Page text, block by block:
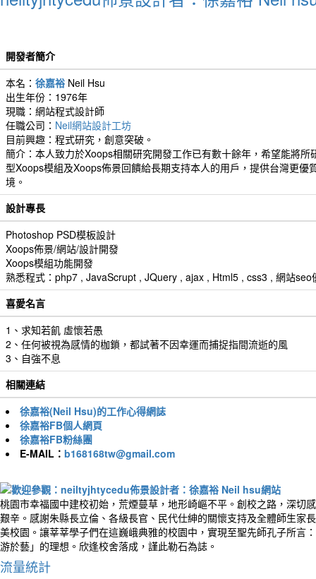
開發者簡介
本名： 徐嘉裕 Neil Hsu
出生年份：1976年
現職：網站程式設計師
任職公司： Neil網站設計工坊
目前興趣：程式研究，創意突破。
簡介：本人致力於Xoops相關研究開發工作已有數十餘年，希望能將所
型Xoops模組及Xoops佈景回饋給長期支持本人的用戶，提供台灣更優
境。
設計專長
Photoshop PSD模板設計
Xoops佈景/網站/設計開發
Xoops模組功能開發
熟悉程式：php7 , JavaScrupt , JQuery , ajax , Html5 , css3 , 網站seo
喜愛名言
1、求知若飢 虛懷若愚
2、任何被視為感情的枷鎖，都試著不因幸運而捕捉指間流逝的風
3、自強不息
相關連結
徐嘉裕(Neil Hsu)的工作心得網誌
徐嘉裕FB個人網頁
徐嘉裕FB粉絲團
E-MAIL： b168168tw@gmail.com
桃園市幸福國中建校初始，荒煙蔓草，地形崎嶇不平。創校之路，深切
艱辛。感謝朱縣長立倫、各級長官、民代仕紳的關懷支持及全體師生家
美校園。讓莘莘學子們在這巍峨典雅的校園中，實現至聖先師孔子所言
游於藝」的理想。欣逢校舍落成，謹此勒石為誌。
流量統計